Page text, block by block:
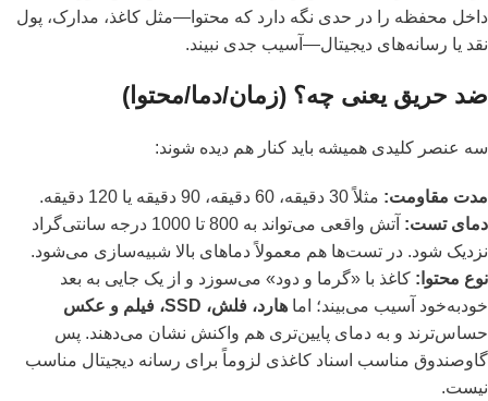
داخل محفظه را در حدی نگه دارد که محتوا—مثل کاغذ، مدارک، پول
نقد یا رسانه‌های دیجیتال—آسیب جدی نبیند.
ضد حریق یعنی چه؟ (زمان/دما/محتوا)
سه عنصر کلیدی همیشه باید کنار هم دیده شوند:
مدت مقاومت: مثلاً 30 دقیقه، 60 دقیقه، 90 دقیقه یا 120 دقیقه.
دمای تست:
آتش واقعی می‌تواند به 800 تا 1000 درجه سانتی‌گراد
نزدیک شود. در تست‌ها هم معمولاً دماهای بالا شبیه‌سازی می‌شود.
نوع محتوا: کاغذ با «گرما و دود» می‌سوزد و از یک جایی به بعد
خودبه‌خود آسیب می‌بیند؛ اما هارد، فلش، SSD، فیلم و عکس
حساس‌ترند و به دمای پایین‌تری هم واکنش نشان می‌دهند. پس
گاوصندوق مناسب اسناد کاغذی لزوماً برای رسانه دیجیتال مناسب
نیست.